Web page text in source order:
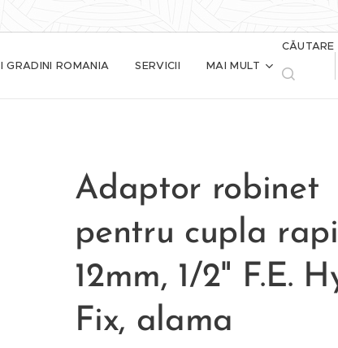
GRADINI ROMANIA SERVICII MAI MULT
CĂUTARE
Adaptor robinet
pentru cupla
12mm, 1/2" F.E.
Fix, alama